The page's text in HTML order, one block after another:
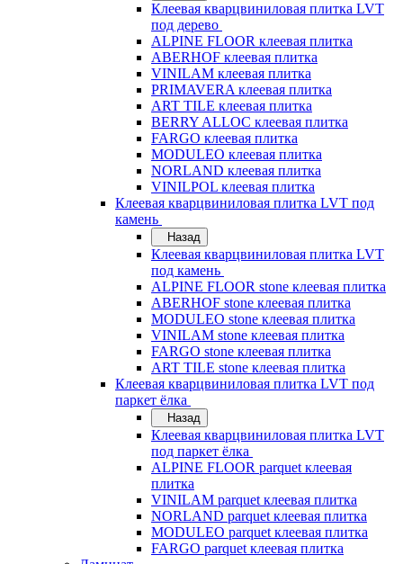
Клеевая кварцвиниловая плитка LVT
под дерево
ALPINE FLOOR клеевая плитка
ABERHOF клеевая плитка
VINILAM клеевая плитка
PRIMAVERA клеевая плитка
ART TILE клеевая плитка
BERRY ALLOC клеевая плитка
FARGO клеевая плитка
MODULEO клеевая плитка
NORLAND клеевая плитка
VINILPOL клеевая плитка
Клеевая кварцвиниловая плитка LVT под
камень
Назад
Клеевая кварцвиниловая плитка LVT
под камень
ALPINE FLOOR stone клеевая плитка
ABERHOF stone клеевая плитка
MODULEO stone клеевая плитка
VINILAM stone клеевая плитка
FARGO stone клеевая плитка
ART TILE stone клеевая плитка
Клеевая кварцвиниловая плитка LVT под
паркет ёлка
Назад
Клеевая кварцвиниловая плитка LVT
под паркет ёлка
ALPINE FLOOR parquet клеевая
плитка
VINILAM parquet клеевая плитка
NORLAND parquet клеевая плитка
MODULEO parquet клеевая плитка
FARGO parquet клеевая плитка